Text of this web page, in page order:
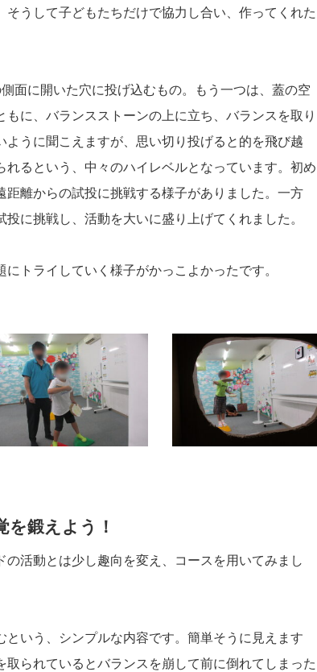
うして子どもたちだけで協力し合い、作ってくれた
面に開いた穴に投げ込むもの。もう一つは、蓋の空
に、バランスストーンの上に立ち、バランスを取り
うに聞こえますが、思い切り投げると的を飛び越
るという、中々のハイレベルとなっています。初め
離からの試投に挑戦する様子がありました。一方
に挑戦し、活動を大いに盛り上げてくれました。
トライしていく様子がかっこよかったです。
鍛えよう！
活動とは少し趣向を変え、コースを用いてみまし
いう、シンプルな内容です。簡単そうに見えます
られているとバランスを崩して前に倒れてしまった